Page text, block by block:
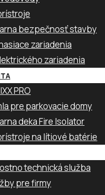
bezpečnosť stavby
zariadenia
zariadenia
PRO
pre parkovacie domy
deka Fire Isolator
na lítiové batérie
technická služba
pre firmy